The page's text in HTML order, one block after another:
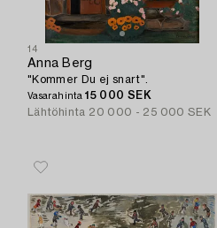
14
Anna Berg
"Kommer Du ej snart".
Vasarahinta15 000 SEK
Lähtöhinta 20 000 - 25 000 SEK